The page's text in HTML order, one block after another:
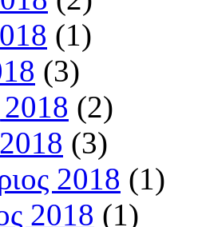
(1)
(3)
2018 (2)
(3)
2018 (1)
2018 (1)